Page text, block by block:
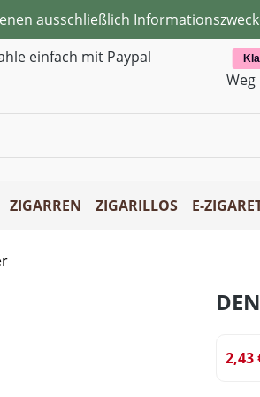
ausschließlich
einfach mit Paypal
Weg
ZIGARREN ZIGARILLOS E-
2,43